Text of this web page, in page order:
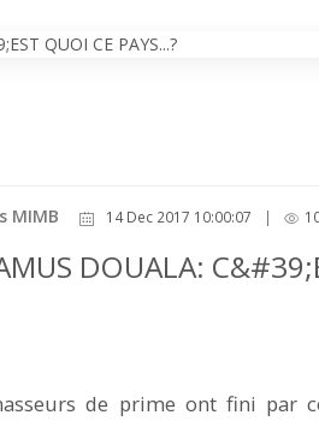
MIMB 14 Dec 2017 10:00:07 |
DOUALA:
de prime ont fini par